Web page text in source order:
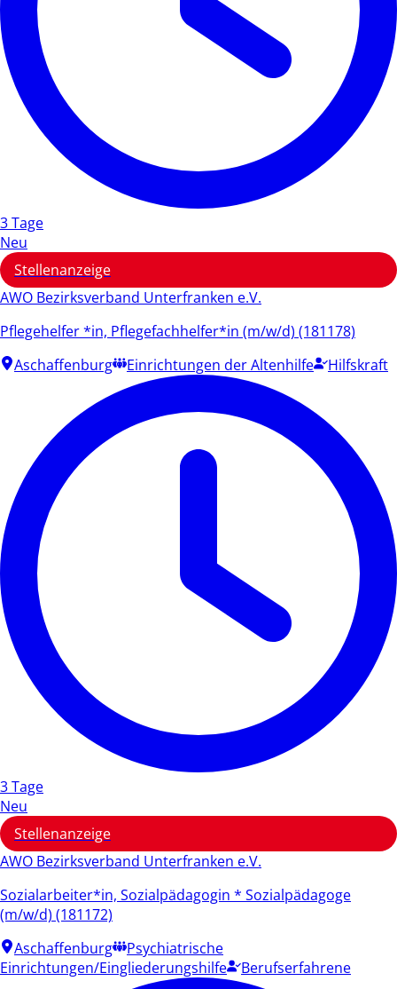
3 Tage
Neu
Stellenanzeige
AWO Bezirksverband Unterfranken e.V.
Pflegehelfer *in, Pflegefachhelfer*in (m/w/d) (181178)
Aschaffenburg
Einrichtungen der Altenhilfe Hilfskraft
3 Tage
Neu
Stellenanzeige
AWO Bezirksverband Unterfranken e.V.
Sozialarbeiter*in, Sozialpädagogin * Sozialpädagoge
(m/w/d) (181172)
Aschaffenburg
Psychiatrische
Einrichtungen/Eingliederungshilfe
Berufserfahrene